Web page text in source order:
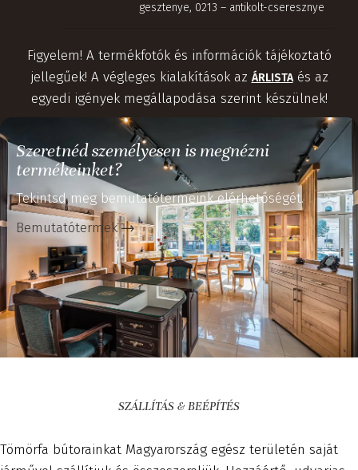
gesztenye, 0213 – antikolt-cseresznye
Figyelem! A termékfotók és információk tájékoztató
jellegűek! A végleges kialakítások az ÁRLISTAés az
egyedi igények megállapodása szerint készülnek!
Szeretnéd személyesen is megnézni
termékeinket?
Tekintsd meg bemutatótermeink elérhetőségét.
Bemutatótermek
SZÁLLÍTÁS & BEÉPÍTÉS
Tömörfa bútorainkat Magyarország egész területén saját